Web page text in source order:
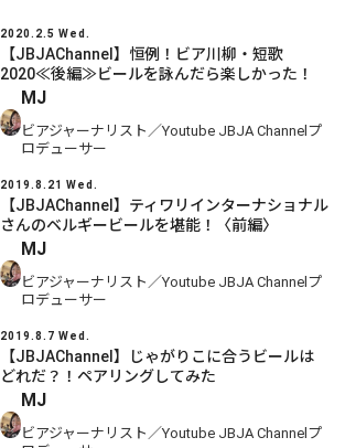
2020.2.5 Wed.
【JBJAChannel】恒例！ビア川柳・短歌
2020≪後編≫ビールを詠んだら楽しかった！
MJ
ビアジャーナリスト／Youtube JBJA Channelプ
ロデューサー
2019.8.21 Wed.
【JBJAChannel】ティワリインターナショナル
さんのベルギービールを堪能！〈前編〉
MJ
ビアジャーナリスト／Youtube JBJA Channelプ
ロデューサー
2019.8.7 Wed.
【JBJAChannel】じゃがりこに合うビールは
どれだ？！ペアリングしてみた
MJ
ビアジャーナリスト／Youtube JBJA Channelプ